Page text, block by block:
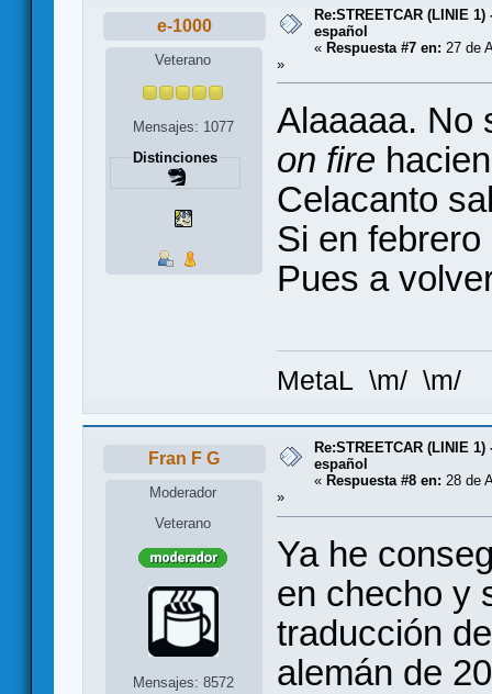
e-1000
Veterano
Mensajes: 1077
Distinciones
Re:STREETCAR (LINIE
español
« Respuesta #7 en: 27 de
»
Alaaaaa. No
on fire
Celacanto
Si en
Pues a
MetaL \m/ \m/
Fran F G
Moderador
Veterano
Mensajes: 8572
Re:STREETCAR (LINIE
español
« Respuesta #8 en: 28 de
»
Ya he
en checho y
traducción
alemán de